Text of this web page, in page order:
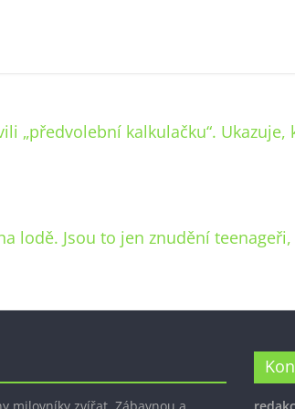
„předvolební kalkulačku“.
lodě. Jsou to jen znudění